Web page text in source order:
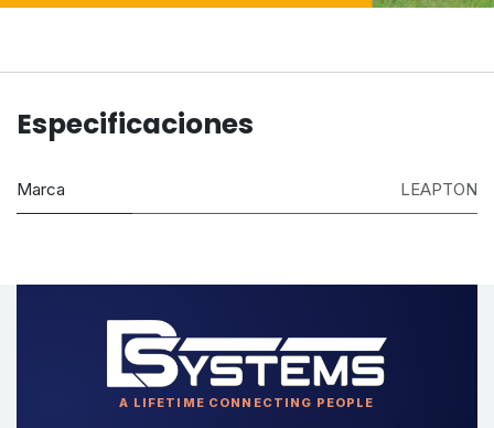
Especificaciones
Marca LEAPTON
A LIFETIME CONNECTING PEOPLE